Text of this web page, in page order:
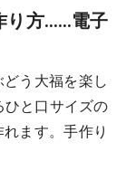
り方……電子
う大福を楽し
ひと口サイズの
ます。手作り